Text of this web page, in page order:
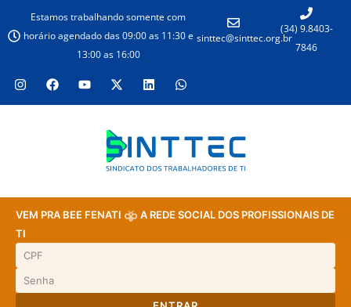
Estamos trabalhando somente com
horário agendado das 09:00 as 11:30 e
13:00 as 16:00
sinttec@sinttec.org.br
(34) 9.8403-
7846
VEM PRA BEE FENATI
A REDE SOCIAL DOS PROFISSIONAIS DE
TI